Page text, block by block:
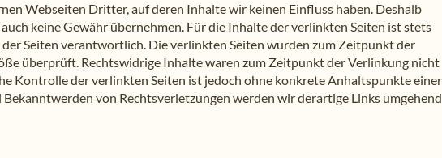
Webseiten Dritter, auf deren Inhalte wir keinen Einfluss haben. Deshalb
keine Gewähr übernehmen. Für die Inhalte der verlinkten Seiten ist stets
Seiten verantwortlich. Die verlinkten Seiten wurden zum Zeitpunkt der
überprüft. Rechtswidrige Inhalte waren zum Zeitpunkt der Verlinkung nicht
Kontrolle der verlinkten Seiten ist jedoch ohne konkrete Anhaltspunkte einer
von Rechtsverletzungen werden wir derartige Links umgehend